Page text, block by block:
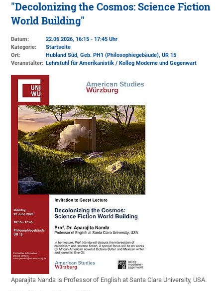
"Decolonizing the Cosmos: Science Fiction
World Building"
Datum:
22.06.2026, 16:15 - 17:45 Uhr
Kategorie:
Startseite
Ort:
Hubland Süd, Geb. PH1 (Philosophiegebäude), ÜR 15
Veranstalter: Lehrstuhl für Amerikanistik / Kolleg Moderne und Gegenwart
Aparajita Nanda is Professor of English at Santa Clara University, USA.